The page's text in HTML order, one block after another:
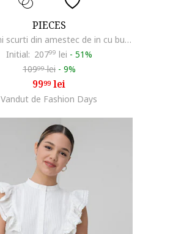
PIECES
Pantaloni scurti din amestec de in cu buline, Maro cognac/Bej deschis
Initial: 20799 lei - 51%
10999lei - 9%
9999lei
Vandut de Fashion Days